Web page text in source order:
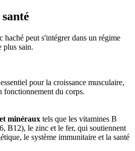
haché peut s'intégrer dans un régime
plus sain.
pour la croissance musculaire,
fonctionnement du corps.
minéraux tels que les vitamines B
B12), le zinc et le fer, qui soutiennent
le système immunitaire et la santé